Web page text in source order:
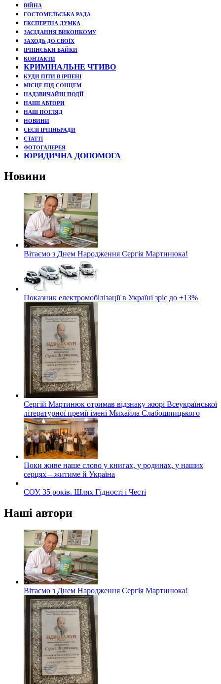
ВІЙНА
ГОСТОМЕЛЬСЬКА РАДА
ЕКСПЕРТНА ДУМКА
ЗАСІДАННЯ ВИКОНКОМУ
ЗАХОДЬ ДО СВОЇХ
ІРПІНСЬКИ БАЙКИ
КОНТАКТИ
КРИМІНАЛЬНЕ ЧТИВО
КУДИ ПІТИ В ІРПЕНІ
МІСЦЕ ПІД СОНЦЕМ
НАДЗВИЧАЙНІ ПОДЇЇ
НАШІ АВТОРИ
НАШ ПОГЛЯД
НОВИНИ
СЕСІЇ ІРПІНЬРАДИ
СТАТТІ
ФОТОГАЛЕРЕЯ
ЮРИДИЧНА ДОПОМОГА
Новини
Вітаємо з Днем Народження Сергія Мартинюка!
Показник електромобілізації в Україні зріс до +13%
Сергій Мартинюк отримав відзнаку жюрі Всеукраїнської
літературної премії імені Михайла Слабошпицького
Поки живе наше слово у книгах, у родинах, у наших
серцях – житиме й Україна
СОУ. 35 років. Шлях Гідності і Честі
Наші автори
Вітаємо з Днем Народження Сергія Мартинюка!